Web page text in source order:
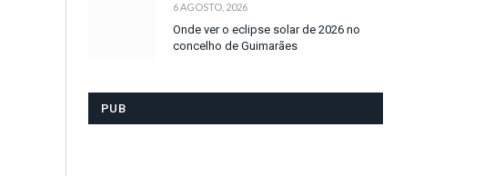
6 AGOSTO, 2026
Onde ver o eclipse solar de 2026 no
concelho de Guimarães
PUB